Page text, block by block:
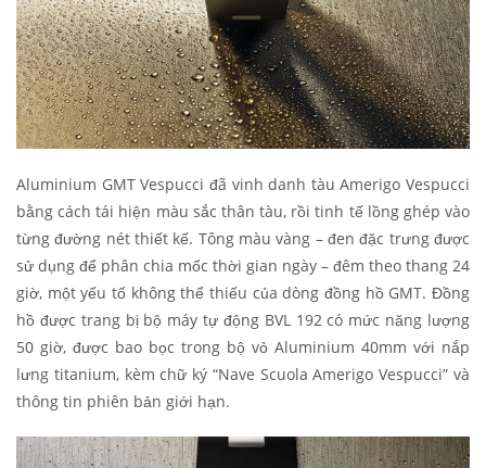
Aluminium GMT Vespucci đã vinh danh tàu Amerigo Vespucci
bằng cách tái hiện màu sắc thân tàu, rồi tinh tế lồng ghép vào
từng đường nét thiết kế. Tông màu vàng – đen đặc trưng được
sử dụng để phân chia mốc thời gian ngày – đêm theo thang 24
giờ, một yếu tố không thể thiếu của dòng đồng hồ GMT. Đồng
hồ được trang bị bộ máy tự động BVL 192 có mức năng lượng
50 giờ, được bao bọc trong bộ vỏ Aluminium 40mm với nắp
lưng titanium, kèm chữ ký “Nave Scuola Amerigo Vespucci” và
thông tin phiên bản giới hạn.